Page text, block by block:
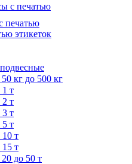
с печатью
печатью
этикеток
кг до 500 кг
т
т
т
т
т
т
до 50 т